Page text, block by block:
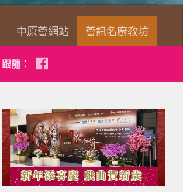
中原薈網站
薈訊名廚教坊
跟隨：